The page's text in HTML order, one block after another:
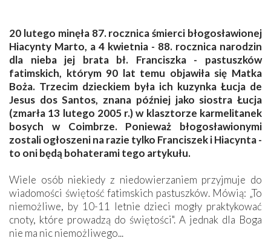
20 lutego minęła 87. rocznica śmierci błogosławionej
Hiacynty Marto, a 4 kwietnia - 88. rocznica narodzin
dla nieba jej brata bł. Franciszka - pastuszków
fatimskich, którym 90 lat temu objawiła się Matka
Boża. Trzecim dzieckiem była ich kuzynka Łucja de
Jesus dos Santos, znana później jako siostra Łucja
(zmarła 13 lutego 2005 r.) w klasztorze karmelitanek
bosych w Coimbrze. Ponieważ błogosławionymi
zostali ogłoszeni na razie tylko Franciszek i Hiacynta -
to oni będą bohaterami tego artykułu.
Wiele osób niekiedy z niedowierzaniem przyjmuje do
wiadomości świętość fatimskich pastuszków. Mówią: „To
niemożliwe, by 10-11 letnie dzieci mogły praktykować
cnoty, które prowadzą do świętości". A jednak dla Boga
nie ma nic niemożliwego...